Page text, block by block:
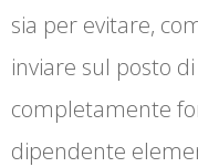
sia per evitare,
inviare sul posto
completamente
dipendente